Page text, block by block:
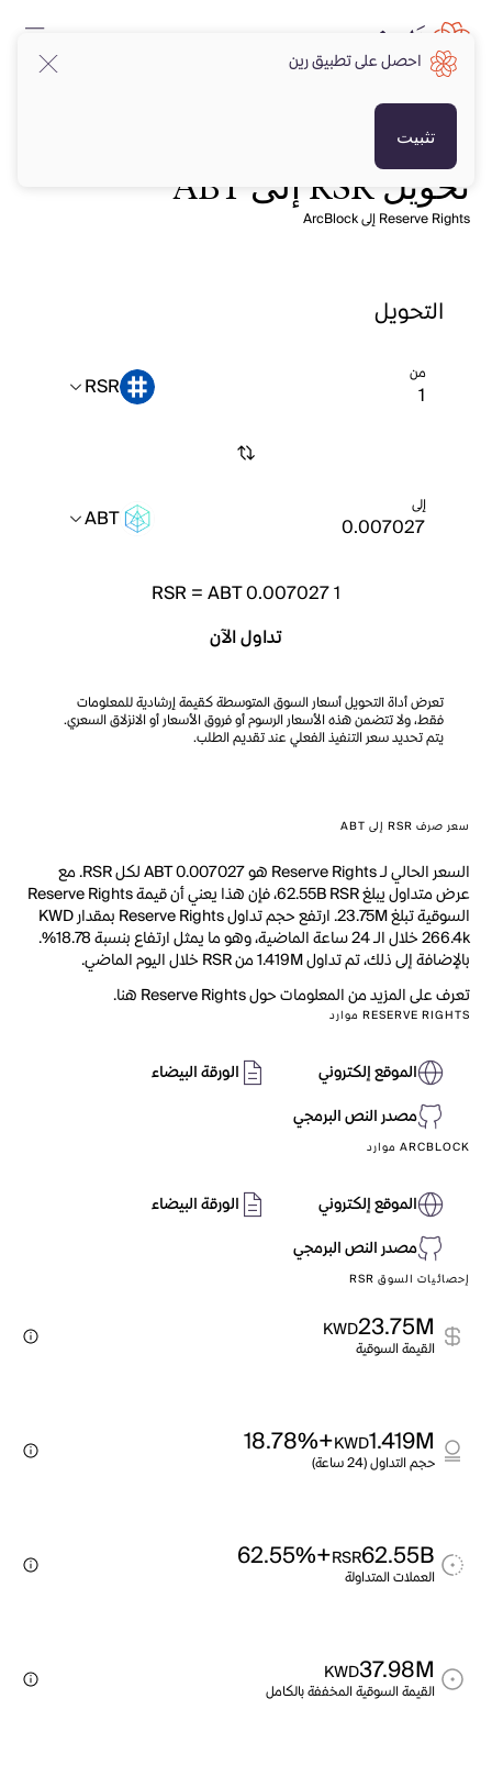
تحويل RSR إلى ABT
Reserve Rights إلى ArcBlock
التحويل
من RSR
إلى ABT
1
RSR =ABT 0.007027
تداول الآن
تعرض أداة التحويل أسعار السوق المتوسطة كقيمة إرشادية للمعلومات
فقط، ولا تتضمن هذه الأسعار الرسوم أو فروق الأسعار أو الانزلاق السعري.
يتم تحديد سعر التنفيذ الفعلي عند تقديم الطلب.
سعر صرف RSR إلى ABT
السعر الحالي لـ Reserve Rights هو ABT 0.007027 لكل RSR. مع
عرض متداول يبلغ 62.55B RSR، فإن هذا يعني أن قيمة Reserve Rights
السوقية تبلغ 23.75M. ارتفع حجم تداول Reserve Rights بمقدار KWD
266.4k خلال الـ 24 ساعة الماضية، وهو ما يمثل ارتفاع بنسبة 18.78%.
بالإضافة إلى ذلك، تم تداول 1.419M من RSR خلال اليوم الماضي.
تعرف على المزيد من المعلومات حول Reserve Rights هنا.
RESERVE RIGHTS موارد
الموقع إلكتروني
الورقة البيضاء
مصدر النص البرمجي
ARCBLOCK موارد
الموقع إلكتروني
الورقة البيضاء
مصدر النص البرمجي
إحصائيات السوق RSR
23.75M
KWD
القيمة السوقية
1.419M
KWD
+18.78%
حجم التداول (24 ساعة)
62.55B
RSR
+62.55%
العملات المتداولة
37.98M
KWD
القيمة السوقية المخففة بالكامل
احصل على تطبيق رين
تثبيت